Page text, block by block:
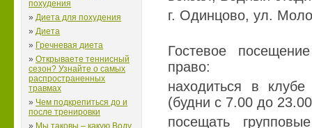
похудения
» Диета для похудения
» Диета
» Гречневая диета
» Открываете теннисный
сезон? Узнайте о самых
распространенных
травмах
» Чем подкрепиться до и
после тренировки
» Мы таковы – какую Воду
г. Одинцово, ул.
Гостевое
право:
находиться в
(будни с 7.00 до
посещать